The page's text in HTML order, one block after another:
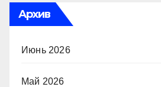
Архив
Июнь 2026
Май 2026